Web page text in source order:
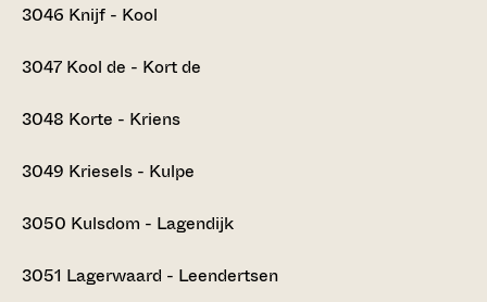
3046 Knijf - Kool
3047 Kool de - Kort de
3048 Korte - Kriens
3049 Kriesels - Kulpe
3050 Kulsdom - Lagendijk
3051 Lagerwaard - Leendertsen